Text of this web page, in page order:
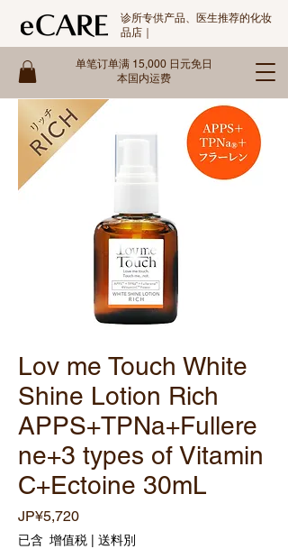
单笔订单满 15,000 日元免日
本国内运费
诊所专供产品、医生推荐的化妆
品店｜
Lov me Touch White
Shine Lotion Rich
APPS+TPNa+Fullere
ne+3 types of Vitamin
C+Ectoine 30mL
JP¥5,720價
格
已含 增值税 送料別